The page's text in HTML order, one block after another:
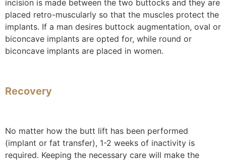
incision is made between the two buttocks and they are
placed retro-muscularly so that the muscles protect the
implants. If a man desires buttock augmentation, oval or
biconcave implants are opted for, while round or
biconcave implants are placed in women.
Recovery
No matter how the butt lift has been performed
(implant or fat transfer), 1-2 weeks of inactivity is
required. Keeping the necessary care will make the